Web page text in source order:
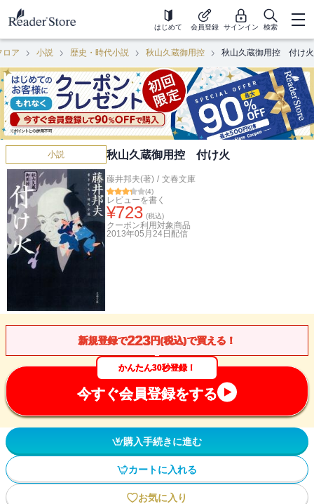
はじめて 会員登録 サインイン 検索
ロア 小説 歴史・時代小説 秋山久蔵御用控 秋山久蔵御用控 付け火
小説 秋山久蔵御用控 付け火
藤井邦夫(著) / 文春文庫
(4)
レビューを書く
¥723 (税込)
クーポン利用対象商品
2013年05月24日 配信
新規登録で223円(税込)で買える！
かんたん30秒登録！
今すぐ会員登録をする
購入手続きに進む
カートに入れる
お気に入り